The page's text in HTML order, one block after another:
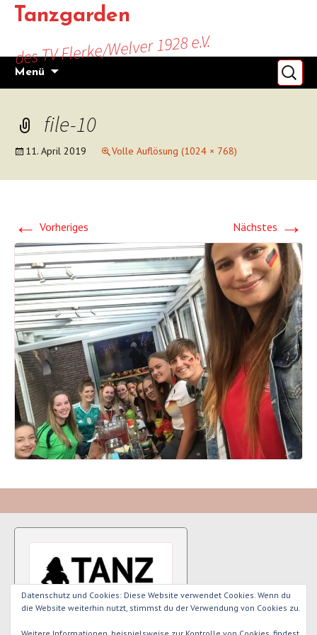
Zum
InhaltTanzgarden
des TV Flerke/Welver 1928 e.V.
Menü
Suchen
nach:
file-10
11. April 2019 Volle Auflösung (1024 × 768)
← Vorheriges Nächstes →
Datenschutz und Cookies: Diese Website verwendet Cookies. Wenn du
die Website weiterhin nutzt, stimmst du der Verwendung von Cookies zu.